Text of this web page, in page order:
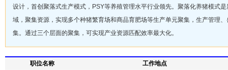
设计，首创聚落式生产模式，PSY等养殖管理水平行业领先。聚落化养猪模式
域，聚集资源，实现多个种猪繁育场和商品育肥场等生产单元聚集，生产管理
集。通过三个层面的聚集，可实现产业资源匹配效率最大化。
职位名称
工作地点